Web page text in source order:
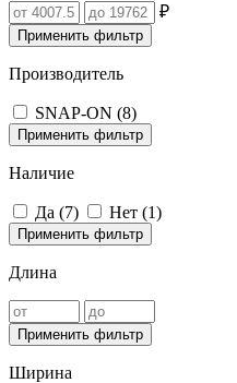
₽
Применить фильтр
Производитель
SNAP-ON (8)
Применить фильтр
Наличие
Да (7) Нет (1)
Применить фильтр
Длина
Применить фильтр
Ширина